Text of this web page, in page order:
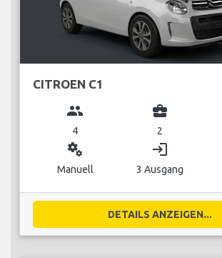
CITROEN C1
group
4
business_center
2
miscellaneous_services
Manuell
login
3 Ausgang
DETAILS ANZEIGEN...